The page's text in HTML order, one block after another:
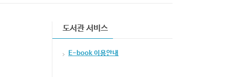
도서관 서비스
E-book 이용안내